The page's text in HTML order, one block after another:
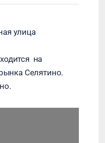
улица
на
Селятино.